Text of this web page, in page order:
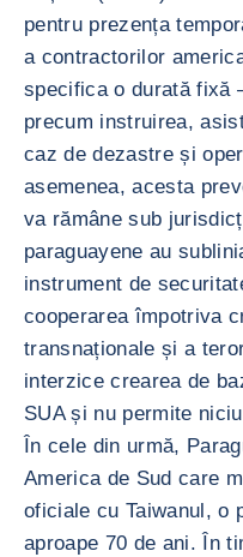
pentru prezența
a contractorilor
specifica o durată
precum instruirea,
caz de dezastre și
asemenea, acesta
va rămâne sub
paraguayene au
instrument de
cooperarea împotriva
transnaționale și a
interzice crearea de
SUA și nu permite
În cele din urmă,
America de Sud care
oficiale cu Taiwanul, o
aproape 70 de ani. În